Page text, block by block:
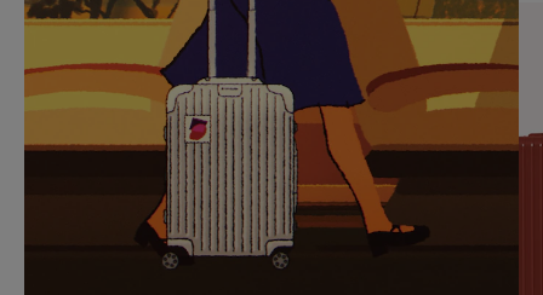
SUR
POUR
METTRE
PAUSE
VEUILLEZ
CLIQUER
POUR
RÉACTIVER
LE
SON